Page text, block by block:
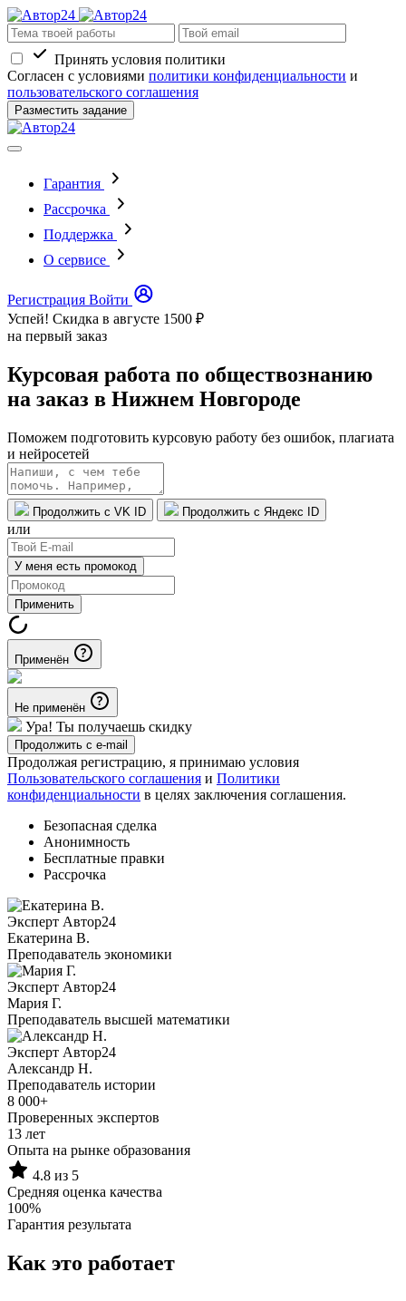
Принять условия политики
Согласен с условиями политики конфиденциальности и
пользовательского соглашения
Разместить задание
Гарантия
Рассрочка
Поддержка
О сервисе
Регистрация Войти
Успей! Скидка в августе 1500 ₽
на первый заказ
Курсовая работа по обществознанию
на заказ в Нижнем Новгороде
Поможем подготовить курсовую работу без ошибок, плагиата
и нейросетей
Продолжить с VK ID Продолжить с Яндекс ID
или
У меня есть промокод
Применить
Применён
Не применён
Ура! Ты получаешь скидку
Продолжить с e-mail
Продолжая регистрацию, я принимаю условия
Пользовательского соглашения и Политики
конфиденциальности в целях заключения соглашения.
Безопасная сделка
Анонимность
Бесплатные правки
Рассрочка
Эксперт Автор24
Екатерина B.
Преподаватель экономики
Эксперт Автор24
Мария Г.
Преподаватель высшей математики
Эксперт Автор24
Александр Н.
Преподаватель истории
8 000+
Проверенных экспертов
13 лет
Опыта на рынке образования
4.8 из 5
Средняя оценка качества
100%
Гарантия результата
Как это работает